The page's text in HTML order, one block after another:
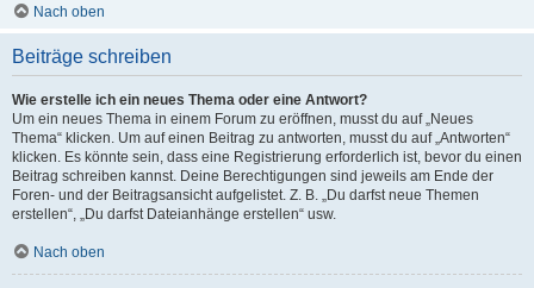
Nach oben
Beiträge schreiben
Wie erstelle ich ein neues Thema oder eine Antwort?
Um ein neues Thema in einem Forum zu eröffnen, musst du auf „Neues
Thema“ klicken. Um auf einen Beitrag zu antworten, musst du auf „Antworten“
klicken. Es könnte sein, dass eine Registrierung erforderlich ist, bevor du einen
Beitrag schreiben kannst. Deine Berechtigungen sind jeweils am Ende der
Foren- und der Beitragsansicht aufgelistet. Z. B. „Du darfst neue Themen
erstellen“, „Du darfst Dateianhänge erstellen“ usw.
Nach oben